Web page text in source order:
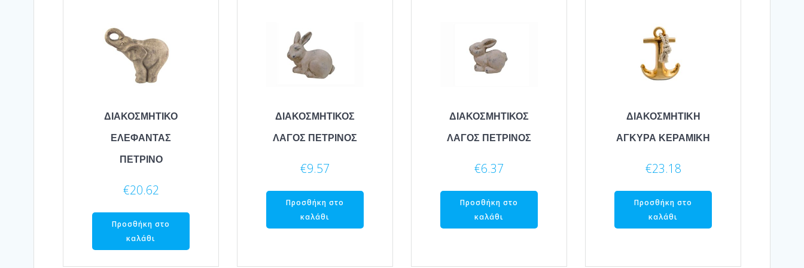
ΔΙΑΚΟΣΜΗΤΙΚΟ
ΕΛΕΦΑΝΤΑΣ
ΠΕΤΡΙΝΟ
€20.62
Προσθήκη στο
καλάθι
ΔΙΑΚΟΣΜΗΤΙΚΟΣ
ΛΑΓΟΣ ΠΕΤΡΙΝΟΣ
€9.57
Προσθήκη στο
καλάθι
ΔΙΑΚΟΣΜΗΤΙΚΟΣ
ΛΑΓΟΣ ΠΕΤΡΙΝΟΣ
€6.37
Προσθήκη στο
καλάθι
ΔΙΑΚΟΣΜΗΤΙΚΗ
ΑΓΚΥΡΑ ΚΕΡΑΜΙΚΗ
€23.18
Προσθήκη στο
καλάθι